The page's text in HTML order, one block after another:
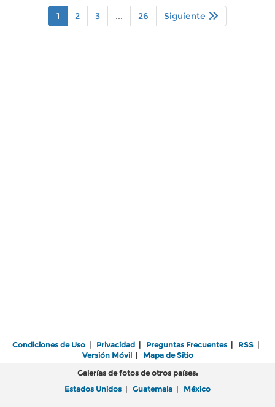
1 2 3 ... 26 Siguiente
Condiciones de Uso | Privacidad | Preguntas Frecuentes | RSS |
Versión Móvil| Mapa de Sitio
Galerías de fotos de otros países:
Estados Unidos | Guatemala | México